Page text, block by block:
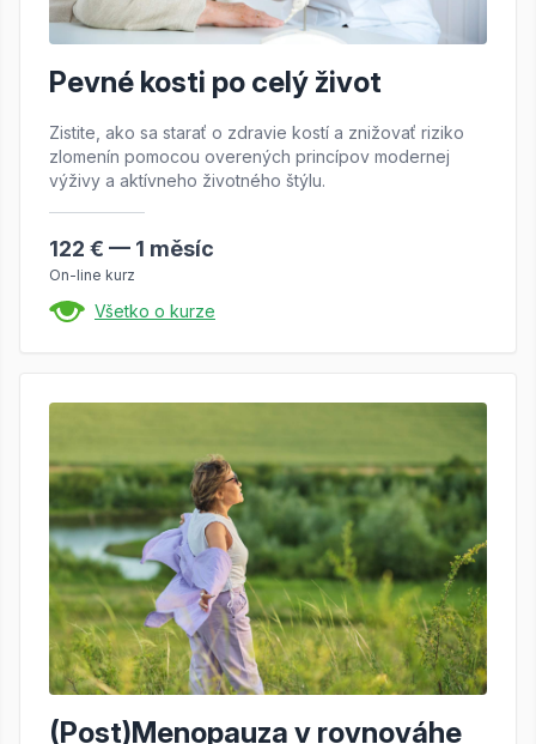
Pevné kosti po celý život
Zistite, ako sa starať o zdravie kostí a znižovať riziko
zlomenín pomocou overených princípov modernej
výživy a aktívneho životného štýlu.
122 € — 1 měsíc
On-line kurz
Všetko o kurze
(Post)Menopauza v rovnováhe